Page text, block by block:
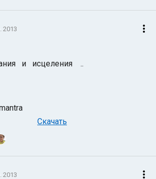
2013
и исцеления ..
Скачать
2013